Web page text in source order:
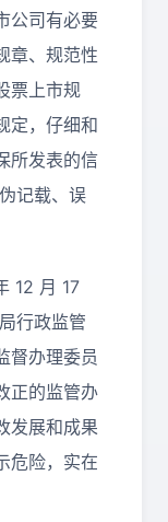
公司有必要
章、规范性
票上市规
定，仔细和
所发表的信
记载、误
12 月 17
行政监管
督办理委员
正的监管办
发展和成果
危险，实在